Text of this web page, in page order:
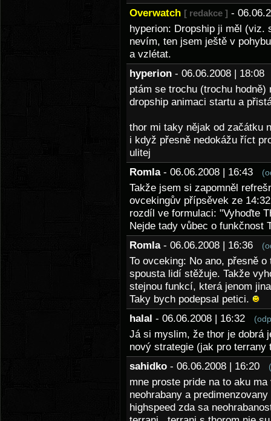
Overwatch [ redakce ] -
hyperion: Dropship ji měl (viz.
nevím, ten jsem ještě v
a vzlétat.
hyperion - 06.06.2008 |
ptám se trochu (trochu
dropship animaci startu a
thor mi taky nějak od začátku
i když přesně nedokážu říct
ulitej
Romla - 06.06.2008 | 16:43
Takže jsem si zapomněl
ovcekingův přípsěvek ze
rozdíl ve formulaci: "Vyhoďte
Nejde tady vůbec o funkčnost
Romla - 06.06.2008 | 16:36
To ovceking: No ano, přesně
spousta lidí stěžuje. Takže
stejnou funkcí, která jenom
Taky bych podepsal petici.
halal - 06.06.2008 | 16:32
Já si myslim, že thor je dobrá
nový strategie (jak pro terrany
sahidko - 06.06.2008 | 16:20
mne proste pride na to aku
neohrabany a
highspeed zda sa